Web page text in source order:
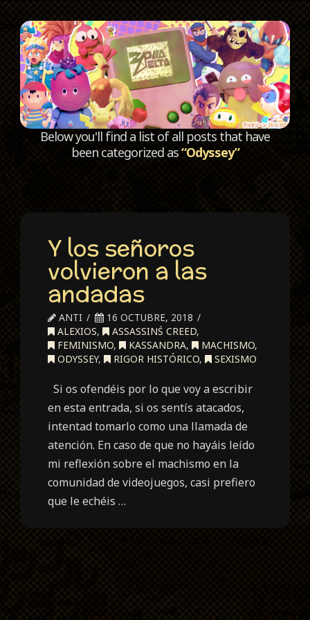
Below you'll find a list of all posts that have
been categorized as“Odyssey”
Y los señoros
volvieron a las
andadas
ANTI
16 OCTUBRE, 2018
ALEXIOS, ASSASSINŚ CREED,
FEMINISMO, KASSANDRA, MACHISMO,
ODYSSEY, RIGOR HISTÓRICO, SEXISMO
Si os ofendéis por lo que voy a escribir
en esta entrada, si os sentís atacados,
intentad tomarlo como una llamada de
atención. En caso de que no hayáis leído
mi reflexión sobre el machismo en la
comunidad de videojuegos, casi prefiero
que le echéis …